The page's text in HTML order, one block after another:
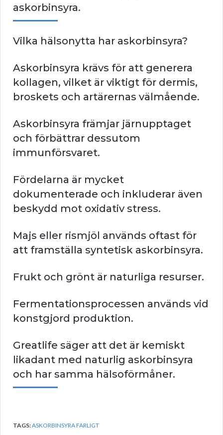
askorbinsyra.
Vilka hälsonytta har askorbinsyra?
Askorbinsyra krävs för att generera
kollagen, vilket är viktigt för dermis,
broskets och artärernas välmående.
Askorbinsyra främjar järnupptaget
och förbättrar dessutom
immunförsvaret.
Fördelarna är mycket
dokumenterade och inkluderar även
beskydd mot oxidativ stress.
Majs eller rismjöl används oftast för
att framställa syntetisk askorbinsyra.
Frukt och grönt är naturliga resurser.
Fermentationsprocessen används vid
konstgjord produktion.
Greatlife säger att det är kemiskt
likadant med naturlig askorbinsyra
och har samma hälsoförmåner.
TAGS:ASKORBINSYRA FARLIGT